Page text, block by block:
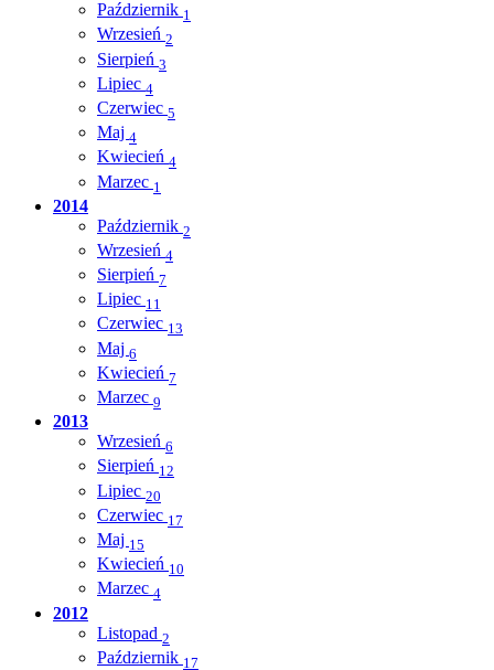
Październik 1
Wrzesień 2
Sierpień 3
Lipiec 4
Czerwiec 5
Maj 4
Kwiecień 4
Marzec 1
2014
Październik 2
Wrzesień 4
Sierpień 7
Lipiec 11
Czerwiec 13
Maj 6
Kwiecień 7
Marzec 9
2013
Wrzesień 6
Sierpień 12
Lipiec 20
Czerwiec 17
Maj 15
Kwiecień 10
Marzec 4
2012
Listopad 2
Październik 17